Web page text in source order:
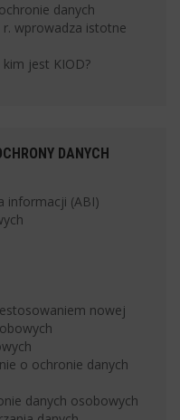
danych
wprowadza istotne
kim jest KIOD?
DANYCH
informacji (ABI)
nowej
o ochronie danych
danych osobowych